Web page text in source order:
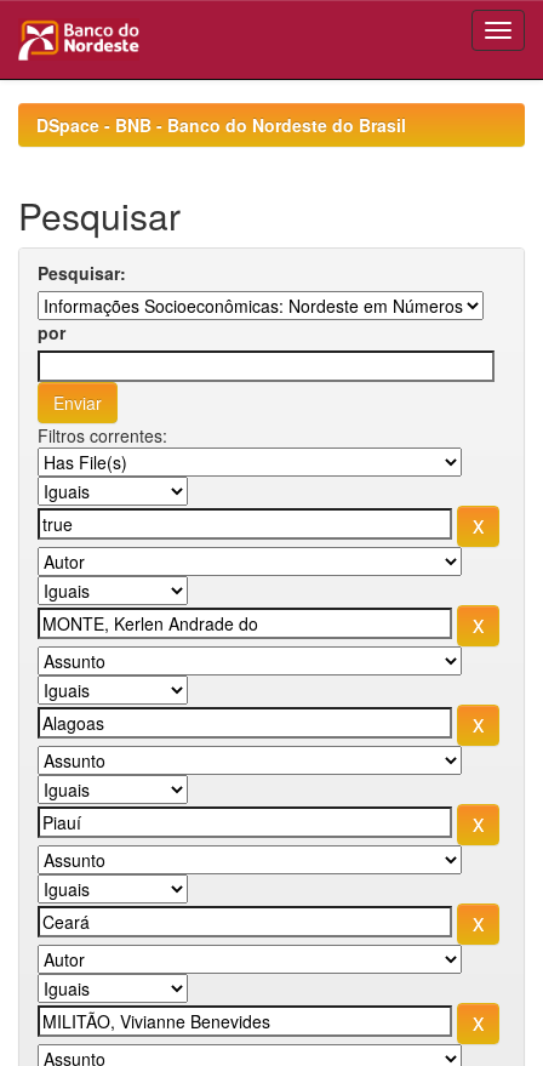
navigationDSpace - BNB - Banco do Nordeste do Brasil
Pesquisar
Pesquisar:
por
Filtros correntes: